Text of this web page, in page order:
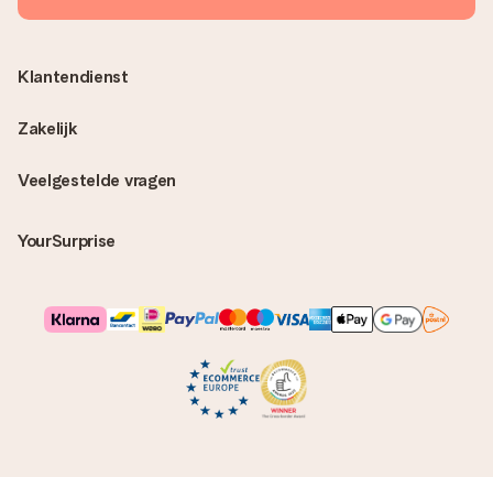
Veelgestelde vragen
YourSurprise
Klantendienst
Zakelijk